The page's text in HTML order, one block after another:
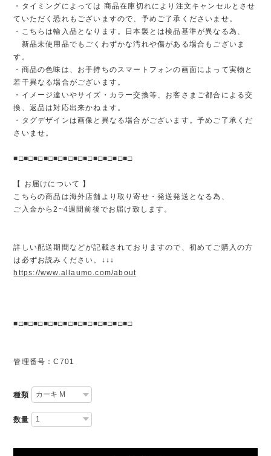
・タイミングによっては 商品在庫切れにより注文キャンセルとさせ
ていただく恐れもございますので、予めご了承くださいませ。
・こちらは輸入品となります。日本製とは検品基準が異なる為、
新品未使用品でもごくわずかな汚れや傷がある場合もございま
す。
・商品の色味は、お手持ちのスマートフォンの画面によって実物と
若干異なる場合がございます。
・イメージ違いやサイズ・カラー交換等、お客さまご都合による交
換、返品は対応出来かねます。
・タグデザインは画像と異なる場合がございます。予めご了承くだ
さいませ。
■□■□■□■□■□■□■□■□■□■□■□■□
【 お届けについて 】
こちらの商品は海外店舗より取り寄せ・発送発送となる為、
ご入金から2~4週間前後でお届け致します。
詳しい配送期間などが記載されておりますので、初めてご購入の方
は必ずお読みください。↓↓↓
https://www.allaumo.com/about
■□■□■□■□■□■□■□■□■□■□■□■□
管理番号：C701
種類
数量